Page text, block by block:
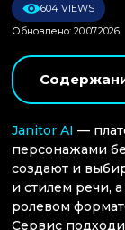
604 VIEWS
Обновлено: 20.07.2026
Janitor AI —
персонажами
создают и
и стилем речи,
ролевом
Сервис